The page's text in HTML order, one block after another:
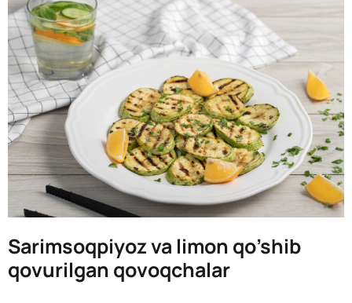
Sarimsoqpiyoz va limon qo’shib
qovurilgan qovoqchalar